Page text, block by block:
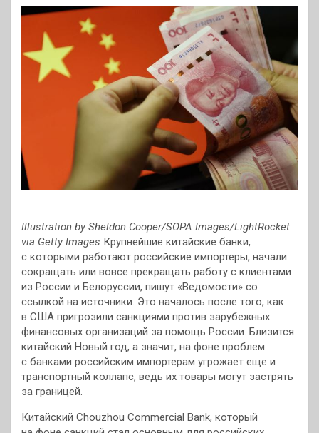
Illustration by Sheldon Cooper/SOPA Images/LightRocket
via Getty Images Крупнейшие китайские банки,
с которыми работают российские импортеры, начали
сокращать или вовсе прекращать работу с клиентами
из России и Белоруссии, пишут «Ведомости» со
ссылкой на источники. Это началось после того, как
в США пригрозили санкциями против зарубежных
финансовых организаций за помощь России. Близится
китайский Новый год, а значит, на фоне проблем
с банками российским импортерам угрожает еще и
транспортный коллапс, ведь их товары могут застрять
за границей.
Китайский Chouzhou Commercial Bank, который